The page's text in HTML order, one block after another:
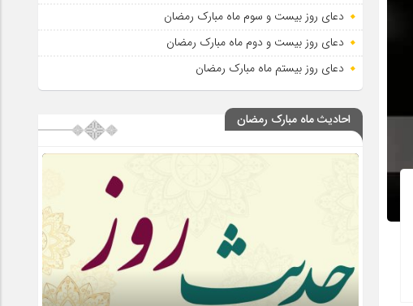
دعای روز بیست و سوم ماه مبارک رمضان
دعای روز بیست و دوم ماه مبارک رمضان
دعای روز بیستم ماه مبارک رمضان
احادیث ماه مبارک رمضان